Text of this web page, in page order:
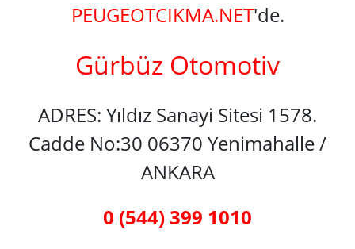
PEUGEOTCIKMA.NET'de.
Gürbüz Otomotiv
ADRES: Yıldız Sanayi Sitesi 1578.
Cadde No:30 06370 Yenimahalle /
ANKARA
0 (544) 399 1010